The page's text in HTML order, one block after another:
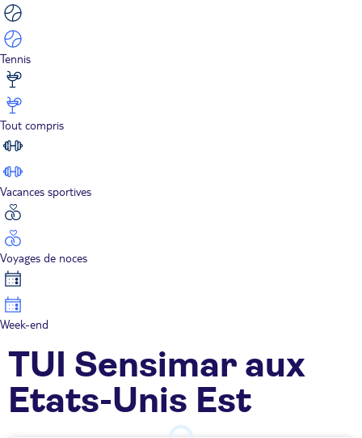
Tennis
Tout compris
Vacances sportives
Voyages de noces
Week-end
TUI Sensimar aux
Etats-Unis Est